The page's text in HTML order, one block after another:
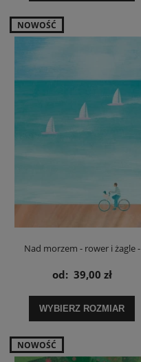
Nad morzem - rower i żagle -
plakat
od: 39,00 zł
WYBIERZ ROZMIAR
NOWOŚĆ
NOWOŚĆ